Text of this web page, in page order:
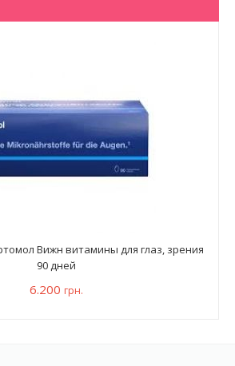
Вижн витамины для глаз, зрения
90 дней
6.200 грн.